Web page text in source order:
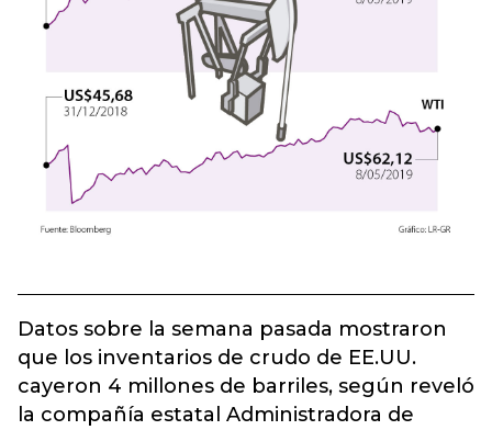
Datos sobre la semana pasada mostraron
que los inventarios de crudo de EE.UU.
cayeron 4 millones de barriles, según reveló
la compañía estatal Administradora de